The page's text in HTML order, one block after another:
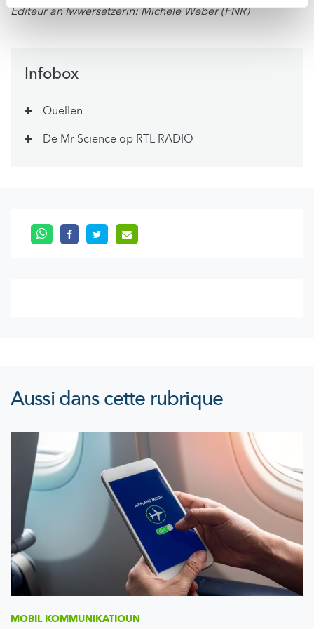
Editeur an Iwwersetzerin: Michèle Weber (FNR)
Infobox
Quellen
De Mr Science op RTL RADIO
Aussi dans cette rubrique
MOBIL KOMMUNIKATIOUN